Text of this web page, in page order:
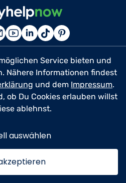
Helfer
Profis
uns
Service bieten und
Nähere Informationen findest
und dem Impressum.
ob Du Cookies erlauben willst
ablehnst.
auswählen